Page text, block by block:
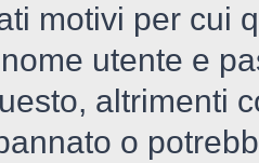
motivi per cui
utente e
altrimenti
o